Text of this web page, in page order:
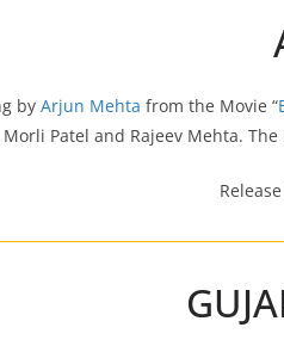
by Arjun Mehta from the Movie “
Patel and Rajeev Mehta.